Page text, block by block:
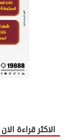
الاكثر قراءة الان